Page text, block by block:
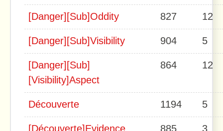
[Danger][Sub]Oddity 827 12
[Danger][Sub]Visibility 904 5
[Danger][Sub]
[Visibility]Aspect
864 12
Découverte 1194 5
[Découverte]Evidence 885 3